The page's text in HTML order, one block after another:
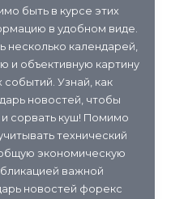
быть в курсе этих
в удобном виде.
несколько календарей,
и объективную картину
Узнай, как
новостей, чтобы
сорвать куш! Помимо
технический
экономическую
важной
новостей форекс